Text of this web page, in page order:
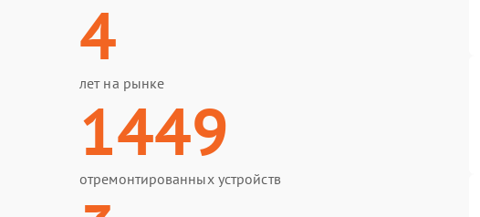
4
лет на рынке
1449
отремонтированных устройств